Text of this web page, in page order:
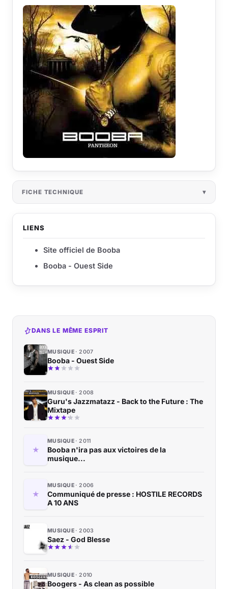
FICHE TECHNIQUE
LIENS
Site officiel de Booba
Booba - Ouest Side
DANS LE MÊME ESPRIT
MUSIQUE 2007
Booba - Ouest Side
MUSIQUE 2008
Guru's Jazzmatazz - Back to the Future : The
Mixtape
MUSIQUE 2011
Booba n'ira pas aux victoires de la
musique...
MUSIQUE 2006
Communiqué de presse : HOSTILE RECORDS
A 10 ANS
MUSIQUE 2003
Saez - God Blesse
MUSIQUE 2010
Boogers - As clean as possible